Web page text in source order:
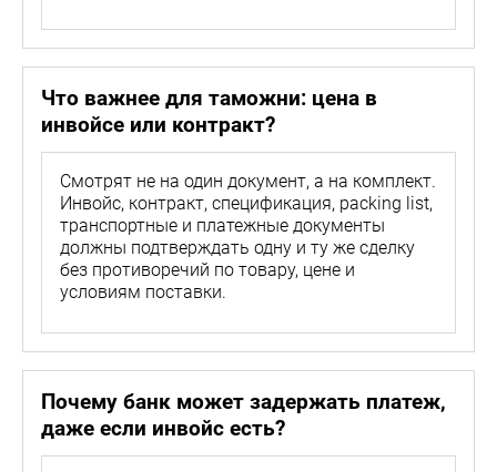
Что важнее для таможни: цена в
инвойсе или контракт?
Смотрят не на один документ, а на комплект.
Инвойс, контракт, спецификация, packing list,
транспортные и платежные документы
должны подтверждать одну и ту же сделку
без противоречий по товару, цене и
условиям поставки.
Почему банк может задержать платеж,
даже если инвойс есть?